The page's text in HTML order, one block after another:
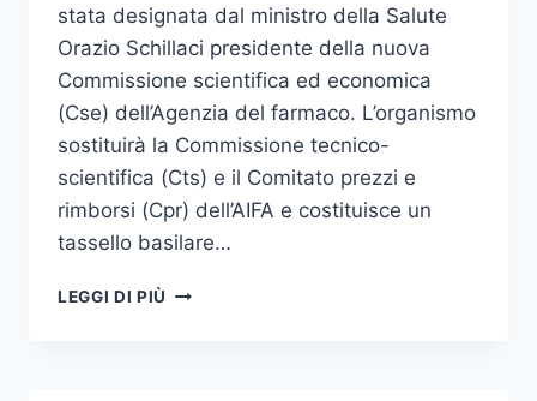
stata designata dal ministro della Salute
Orazio Schillaci presidente della nuova
Commissione scientifica ed economica
(Cse) dell’Agenzia del farmaco. L’organismo
sostituirà la Commissione tecnico-
scientifica (Cts) e il Comitato prezzi e
rimborsi (Cpr) dell’AIFA e costituisce un
tassello basilare…
LEGGI DI PIÙ LA